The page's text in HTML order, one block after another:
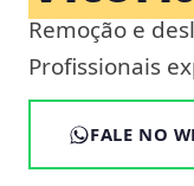
Remoção e
Profissionais
FALE NO